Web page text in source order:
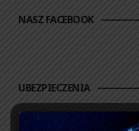
NASZ FACEBOOK
UBEZPIECZENIA